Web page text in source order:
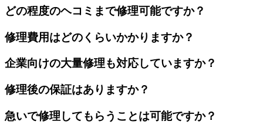
どの程度のヘコミまで修理可能ですか？
修理費用はどのくらいかかりますか？
企業向けの大量修理も対応していますか？
修理後の保証はありますか？
急いで修理してもらうことは可能ですか？